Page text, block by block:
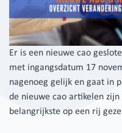
Er is een nieuwe cao
met ingangsdatum 17
nagenoeg gelijk en gaat in
de nieuwe cao artikelen
belangrijkste op een rij